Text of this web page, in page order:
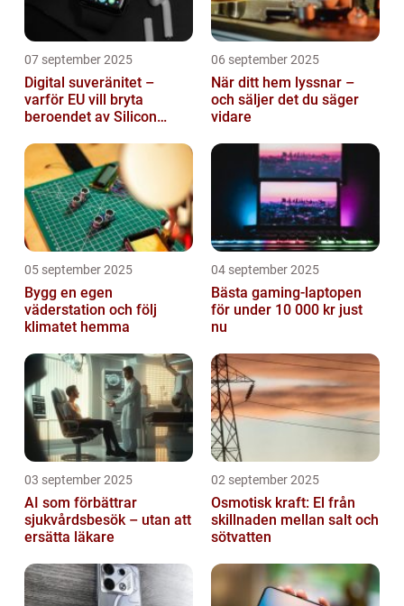
07 september 2025
Digital suveränitet –
varför EU vill bryta
beroendet av Silicon
06 september 2025
När ditt hem lyssnar –
och säljer det du säger
vidare
05 september 2025
Bygg en egen
väderstation och följ
klimatet hemma
04 september 2025
Bästa gaming-laptopen
för under 10 000 kr just
nu
03 september 2025
AI som förbättrar
sjukvårdsbesök – utan att
ersätta läkare
02 september 2025
Osmotisk kraft: El från
skillnaden mellan salt och
sötvatten